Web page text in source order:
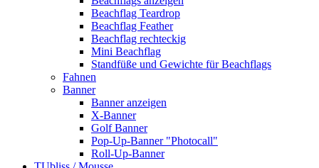
Beachflag Teardrop
Beachflag Feather
Beachflag rechteckig
Mini Beachflag
Standfüße und Gewichte für Beachflags
Fahnen
Banner
Banner anzeigen
X-Banner
Golf Banner
Pop-Up-Banner "Photocall"
Roll-Up-Banner